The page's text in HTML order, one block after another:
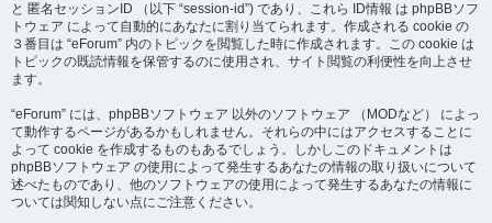
と 匿名セッションID （以下 “session-id”) であり、これら ID情報 は phpBBソフ
トウェア によって自動的にあなたに割り当てられます。作成される cookie の
３番目は “eForum” 内のトピックを閲覧した時に作成されます。この cookie は
トピックの既読情報を保管するのに使用され、サイト閲覧の利便性を向上させ
ます。
“eForum” には、phpBBソフトウェア 以外のソフトウェア （MODなど） によっ
て動作するページがあるかもしれません。それらの中にはアクセスすることに
よって cookie を作成するものもあるでしょう。しかしこのドキュメントは
phpBBソフトウェア の使用によって発生するあなたの情報の取り扱いについて
述べたものであり、他のソフトウェアの使用によって発生するあなたの情報に
ついては関知しない点にご注意ください。